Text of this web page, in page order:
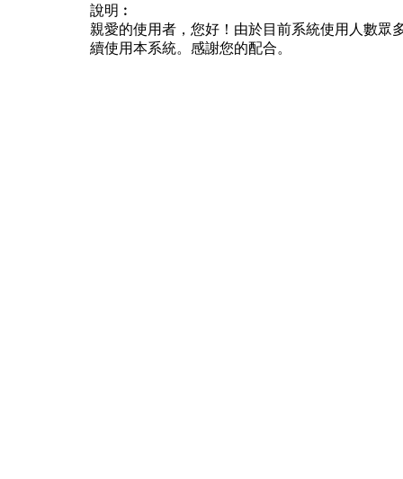
說明︰
親愛的使用者，您好！由於目前系統使用人數眾
續使用本系統。感謝您的配合。